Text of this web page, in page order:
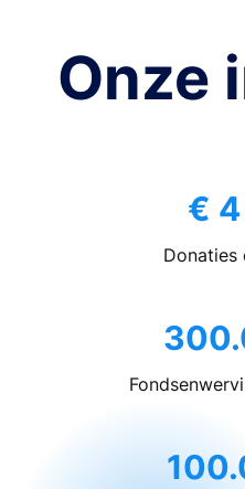
Onze
€
Donaties